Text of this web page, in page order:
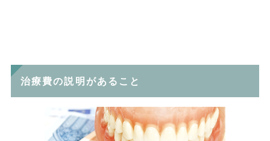
治療費の説明があること